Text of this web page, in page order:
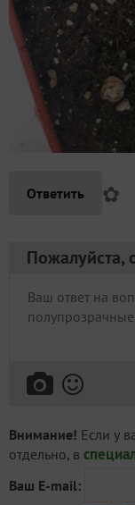
Ответить ✿
Пожалуйста,
Внимание! Если у
отдельно, в
Ваш E-mail: